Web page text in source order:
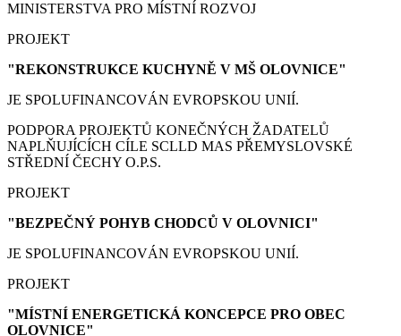
MINISTERSTVA PRO MÍSTNÍ ROZVOJ
PROJEKT
"REKONSTRUKCE KUCHYNĚ V MŠ OLOVNICE"
JE SPOLUFINANCOVÁN EVROPSKOU UNIÍ.
PODPORA PROJEKTŮ KONEČNÝCH ŽADATELŮ
NAPLŇUJÍCÍCH CÍLE SCLLD MAS PŘEMYSLOVSKÉ
STŘEDNÍ ČECHY O.P.S.
PROJEKT
"BEZPEČNÝ POHYB CHODCŮ V OLOVNICI"
JE SPOLUFINANCOVÁN EVROPSKOU UNIÍ.
PROJEKT
"MÍSTNÍ ENERGETICKÁ KONCEPCE PRO OBEC
OLOVNICE"